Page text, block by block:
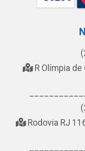
R Olímpia de
Rodovia RJ